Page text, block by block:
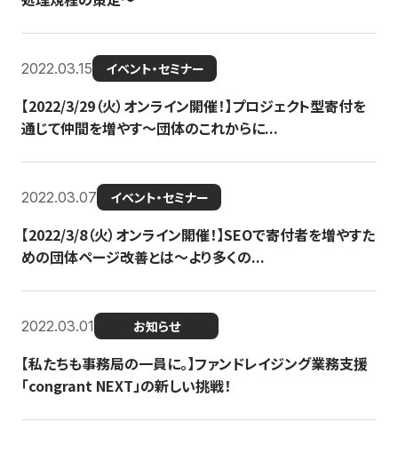
2022.03.15 イベント・セミナー
【2022/3/29（火）オンライン開催！】プロジェクト型寄付を
通じて仲間を増やす～団体のこれからに...
2022.03.07 イベント・セミナー
【2022/3/8（火）オンライン開催！】SEOで寄付者を増やすた
めの団体ページ改善とは～より多くの...
2022.03.01 お知らせ
【私たちも事務局の一員に。】ファンドレイジング業務支援
「congrant NEXT」の新しい挑戦！